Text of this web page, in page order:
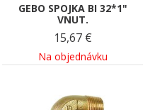
GEBO SPOJKA BI 32*1"
VNUT.
15,67 €
Na objednávku